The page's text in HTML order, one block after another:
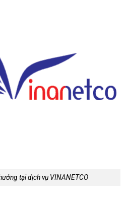
tại dịch vụ VINANETCO